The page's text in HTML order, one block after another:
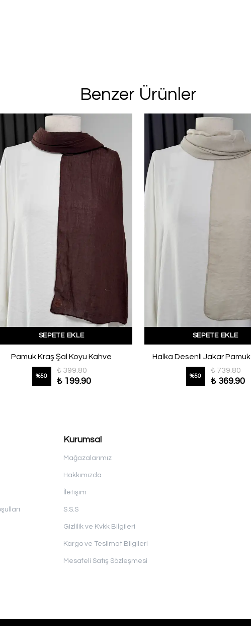
Benzer Ürünler
SEPETE EKLE
Pamuk Kraş Şal Koyu Kahve
%50
₺ 399.80
₺ 199.90
SEPETE EKLE
Halka Desenli Jakar
%50
₺ 739.80
₺ 369.90
Kurumsal
Mağazalarımız
Hakkımızda
İletişim
S.S.S
Gizlilik ve Kvkk Bilgileri
Kargo ve Teslimat Bilgileri
Mesafeli Satış Sözleşmesi